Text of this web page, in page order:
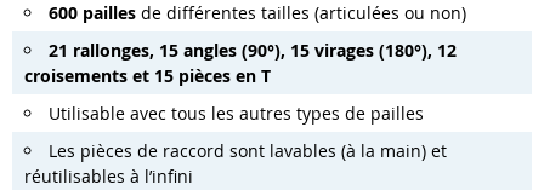
600 pailles de différentes tailles (articulées ou non)
21 rallonges, 15 angles (90°), 15 virages (180°), 12
croisements et 15 pièces en T
Utilisable avec tous les autres types de pailles
Les pièces de raccord sont lavables (à la main) et
réutilisables à l’infini